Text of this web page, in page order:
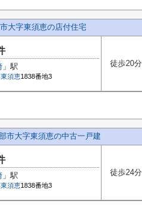
大字東須恵の店付住宅
」駅
須恵1838番地3
徒歩20分
市大字東須恵の中古一戸建
」駅
須恵1838番地3
徒歩24分